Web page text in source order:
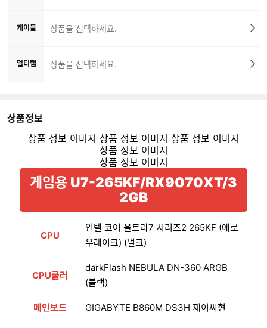
케이블 상품을 선택하세요.
멀티탭 상품을 선택하세요.
상품정보
게임용 U7-265KF/RX9070XT/3
2GB
CPU
인텔 코어 울트라7 시리즈2 265KF (애로
우레이크) (벌크)
CPU쿨러
darkFlash NEBULA DN-360 ARGB
(블랙)
메인보드 GIGABYTE B860M DS3H 제이씨현